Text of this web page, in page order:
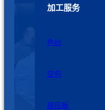
加工服务
色纱
空包
层压板